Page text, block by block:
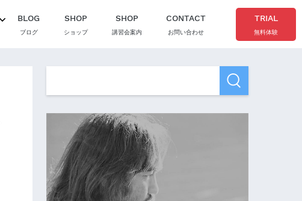
BLOG
ブログ
SHOP
ショップ
SHOP
講習会案内
CONTACT
お問い合わせ
TRIAL
無料体験